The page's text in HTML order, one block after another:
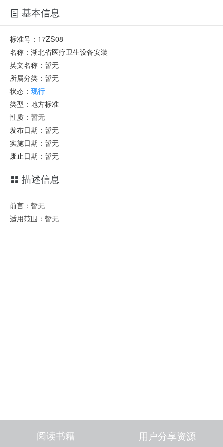
基本信息
标准号： 17ZS08
名称： 湖北省医疗卫生设备安装
英文名称： 暂无
所属分类： 暂无
状态： 现行
类型： 地方标准
性质： 暂无
发布日期： 暂无
实施日期： 暂无
废止日期： 暂无
描述信息
前言：暂无
适用范围：暂无
阅读书籍 用户分享资源